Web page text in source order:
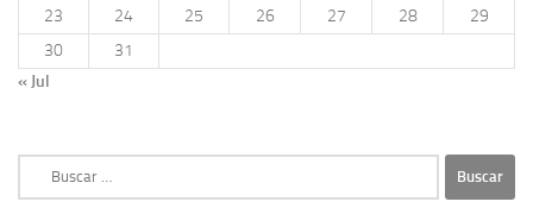
23
24 25 26 27 28
29
30
31
« Jul